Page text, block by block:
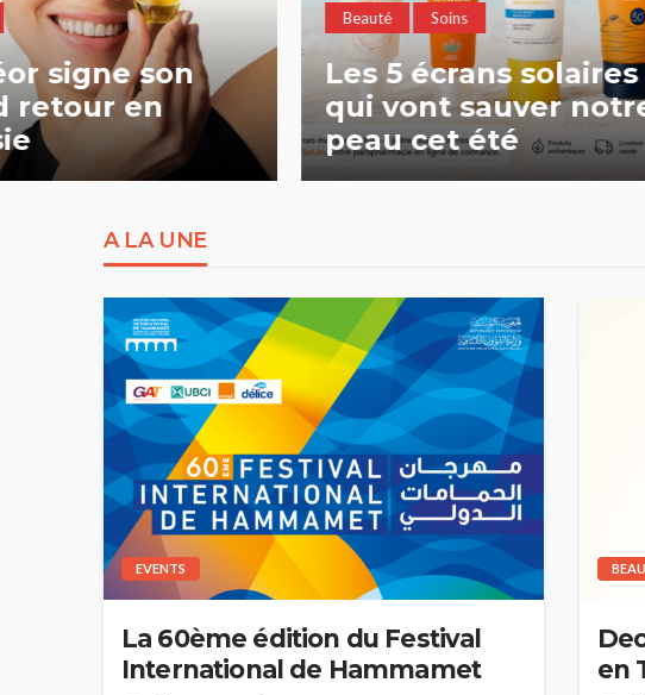
Beauté Soins
Les 5 écrans solaires
qui vont sauver notre
peau cet été
Mode
La Badira x
Aida : une
ode au lin
A LA UNE
EVENTS
La 60ème édition du Festival
International de Hammamet
en